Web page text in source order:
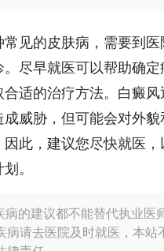
常见的皮肤病，需要到医
。尽早就医可以帮助确定
合适的治疗方法。白癜风
成威胁，但可能会对外貌
因此，建议您尽快就医，
。
病的建议都不能替代执业医
病请去医院及时就医，本站